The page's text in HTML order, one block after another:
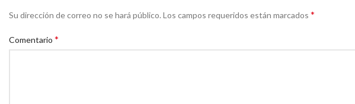
Su dirección de correo no se hará público. Los campos requeridos están marcados *
Comentario *